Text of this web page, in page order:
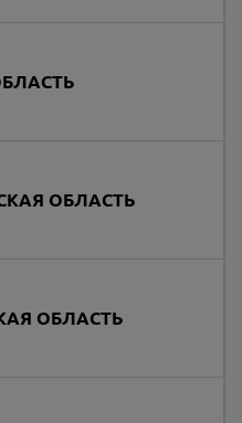
ОБЛАСТЬ
ОБЛАСТЬ